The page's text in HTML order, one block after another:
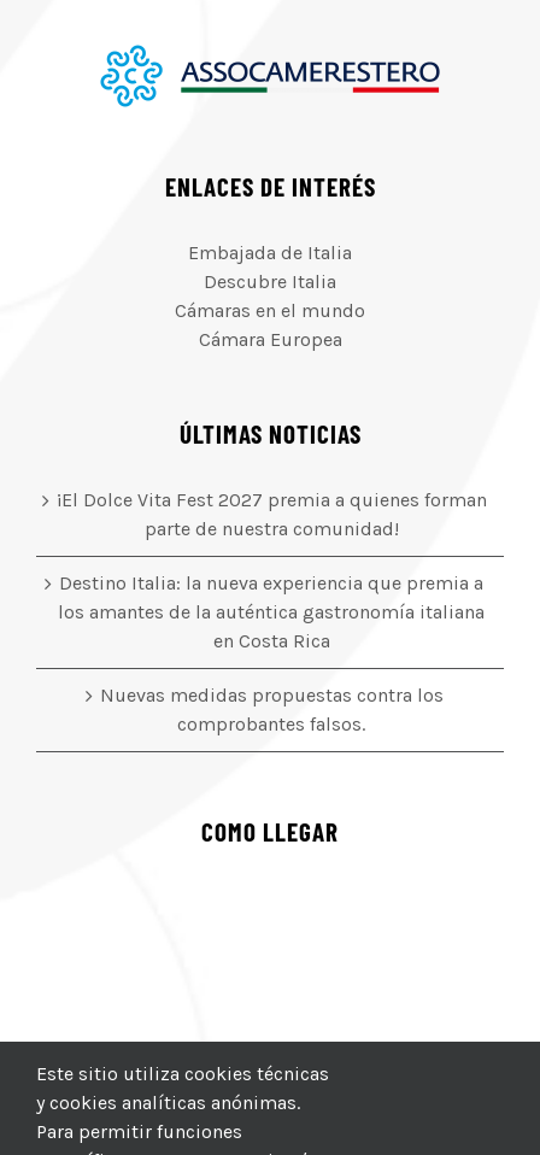
ENLACES DE INTERÉS
Embajada de Italia
Descubre Italia
Cámaras en el mundo
Cámara Europea
ÚLTIMAS NOTICIAS
¡El Dolce Vita Fest 2027 premia a quienes forman
parte de nuestra comunidad!
Destino Italia: la nueva experiencia que premia a
los amantes de la auténtica gastronomía italiana
en Costa Rica
Nuevas medidas propuestas contra los
comprobantes falsos.
COMO LLEGAR
Este sitio utiliza cookies técnicas
y cookies analíticas anónimas.
Para permitir funciones